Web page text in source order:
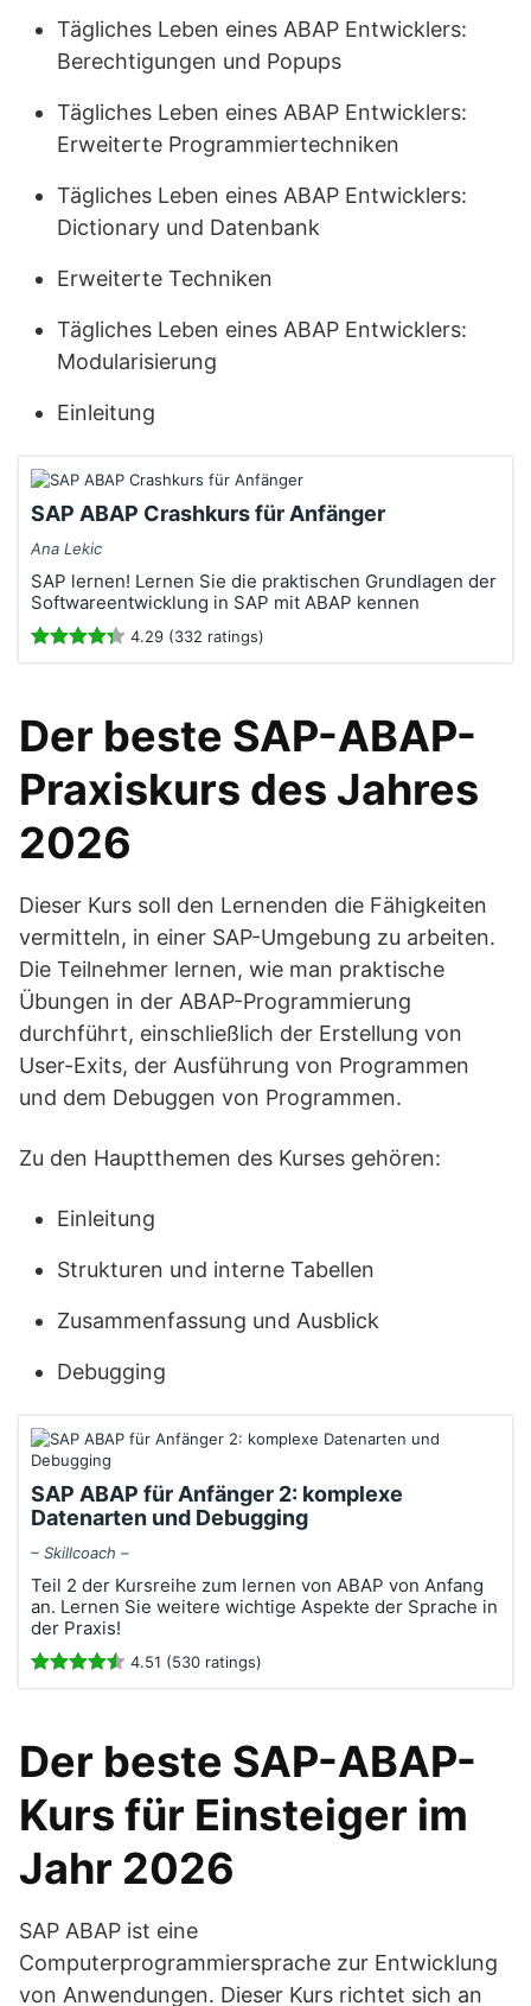
Tägliches Leben eines ABAP Entwicklers:
Berechtigungen und Popups
Tägliches Leben eines ABAP Entwicklers:
Erweiterte Programmiertechniken
Tägliches Leben eines ABAP Entwicklers:
Dictionary und Datenbank
Erweiterte Techniken
Tägliches Leben eines ABAP Entwicklers:
Modularisierung
Einleitung
SAP ABAP Crashkurs für Anfänger
Ana Lekic
SAP lernen! Lernen Sie die praktischen Grundlagen der
Softwareentwicklung in SAP mit ABAP kennen
4.29 (332 ratings)
Der beste SAP-ABAP-
Praxiskurs des Jahres
2026
Dieser Kurs soll den Lernenden die Fähigkeiten
vermitteln, in einer SAP-Umgebung zu arbeiten.
Die Teilnehmer lernen, wie man praktische
Übungen in der ABAP-Programmierung
durchführt, einschließlich der Erstellung von
User-Exits, der Ausführung von Programmen
und dem Debuggen von Programmen.
Zu den Hauptthemen des Kurses gehören:
Einleitung
Strukturen und interne Tabellen
Zusammenfassung und Ausblick
Debugging
SAP ABAP für Anfänger 2: komplexe
Datenarten und Debugging
– Skillcoach –
Teil 2 der Kursreihe zum lernen von ABAP von Anfang
an. Lernen Sie weitere wichtige Aspekte der Sprache in
der Praxis!
4.51 (530 ratings)
Der beste SAP-ABAP-
Kurs für Einsteiger im
Jahr 2026
SAP ABAP ist eine
Computerprogrammiersprache zur Entwicklung
von Anwendungen. Dieser Kurs richtet sich an